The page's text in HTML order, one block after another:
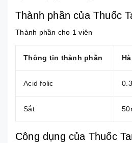
Thành phần của Thuốc
Thành phần cho 1 viên
Thông tin thành phần
Acid folic
Sắt
Công dụng của Thuốc